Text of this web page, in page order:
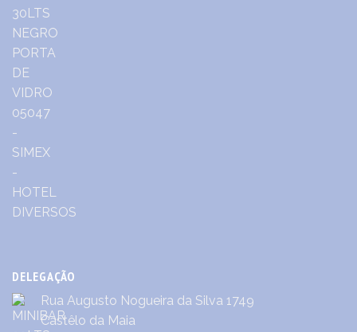
DELEGAÇÃO
Rua Augusto Nogueira da Silva 1749
Castêlo da Maia